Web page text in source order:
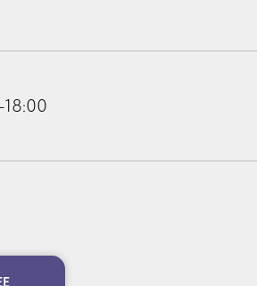
18:00